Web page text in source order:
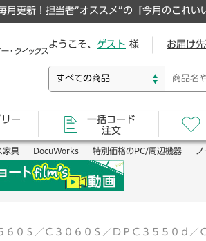
月更新！担当者”オススメ”の『今月のこれい
ようこそ、 ゲスト 様 お届け
ー
一括コード
注文
家具 DocuWorks 特別価格のPC/周辺機器 ノ
６０Ｓ／Ｃ３０６０Ｓ／ＤＰＣ３５５０ｄ